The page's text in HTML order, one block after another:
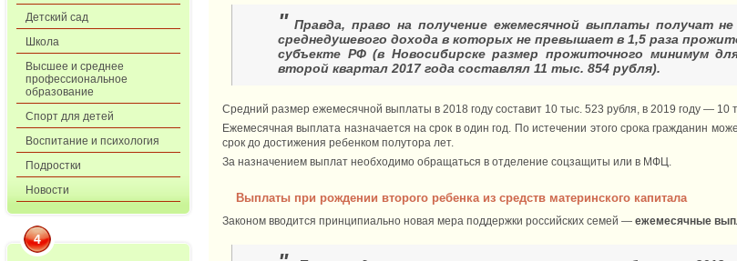
Детский сад
Школа
Высшее и среднее
профессиональное
образование
Спорт для детей
Воспитание и психология
Подростки
Новости
4
" Правда, право на получение ежемесячной выплаты получат
среднедушевого дохода в которых не превышает в 1,5 раза
субъекте РФ (в Новосибирске размер прожиточного минимум
второй квартал 2017 года составлял 11 тыс. 854 рубля).
Средний размер ежемесячной выплаты в 2018 году составит 10 тыс. 523 рубля, в 2019 году — 10
Ежемесячная выплата назначается на срок в один год. По истечении этого срока гражданин
срок до достижения ребенком полутора лет.
За назначением выплат необходимо обращаться в отделение соцзащиты или в МФЦ.
Выплаты при рождении второго ребенка из средств материнского капитала
Законом вводится принципиально новая мера поддержки российских семей — ежемесячные